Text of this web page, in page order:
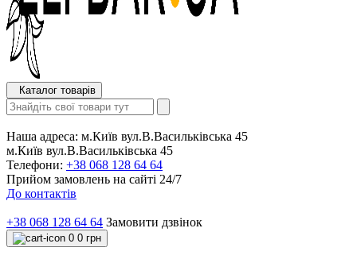
Каталог товарів
Наша адреса: м.Київ вул.В.Васильківська 45
м.Київ вул.В.Васильківська 45
Телефони: +38 068 128 64 64
Прийом замовлень на сайті 24/7
До контактів
+38 068 128 64 64 Замовити дзвінок
0 0 грн